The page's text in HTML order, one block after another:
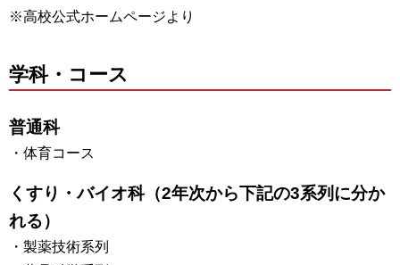
※高校公式ホームページより
学科・コース
普通科
・体育コース
くすり・バイオ科（2年次から下記の3系列に分か
れる）
・製薬技術系列